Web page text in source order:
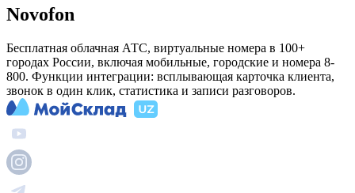
Novofon
Бесплатная облачная АТС, виртуальные номера в 100+
городах России, включая мобильные, городские и номера 8-
800. Функции интеграции: всплывающая карточка клиента,
звонок в один клик, статистика и записи разговоров.